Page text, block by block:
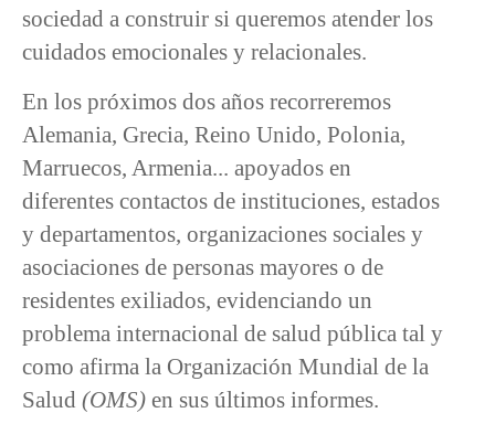
sociedad a construir si queremos atender los
cuidados emocionales y relacionales.
En los próximos dos años recorreremos
Alemania, Grecia, Reino Unido, Polonia,
Marruecos, Armenia... apoyados en
diferentes contactos de instituciones, estados
y departamentos, organizaciones sociales y
asociaciones de personas mayores o de
residentes exiliados, evidenciando un
problema internacional de salud pública tal y
como afirma la Organización Mundial de la
Salud (OMS) en sus últimos informes.